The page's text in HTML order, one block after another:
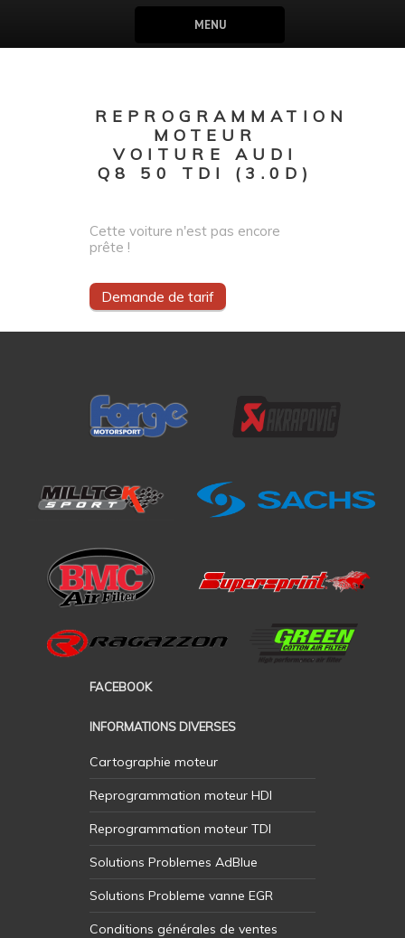
MENU
REPROGRAMMATION
MOTEUR
VOITURE AUDI
Q8 50 TDI (3.0D)
Cette voiture n'est pas encore
prête !
Demande de tarif
FACEBOOK
INFORMATIONS DIVERSES
Cartographie moteur
Reprogrammation moteur HDI
Reprogrammation moteur TDI
Solutions Problemes AdBlue
Solutions Probleme vanne EGR
Conditions générales de ventes